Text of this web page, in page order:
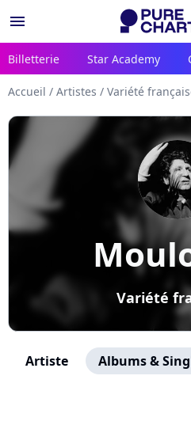
menu
Billetterie Star Academy
Accueil / Artistes / Variété
Variété
Artiste Albums &